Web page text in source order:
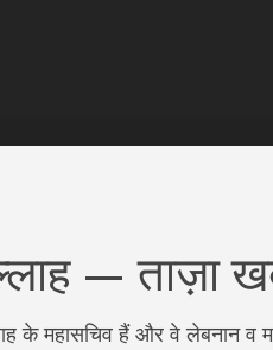
— ताज़ा
के महासचिव हैं और वे लेबनान व